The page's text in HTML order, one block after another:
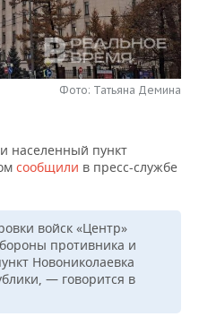
Фото: Татьяна Демина
населенный пункт
сообщили в пресс-службе
войск «Центр»
противника и
Новониколаевка
— говорится в